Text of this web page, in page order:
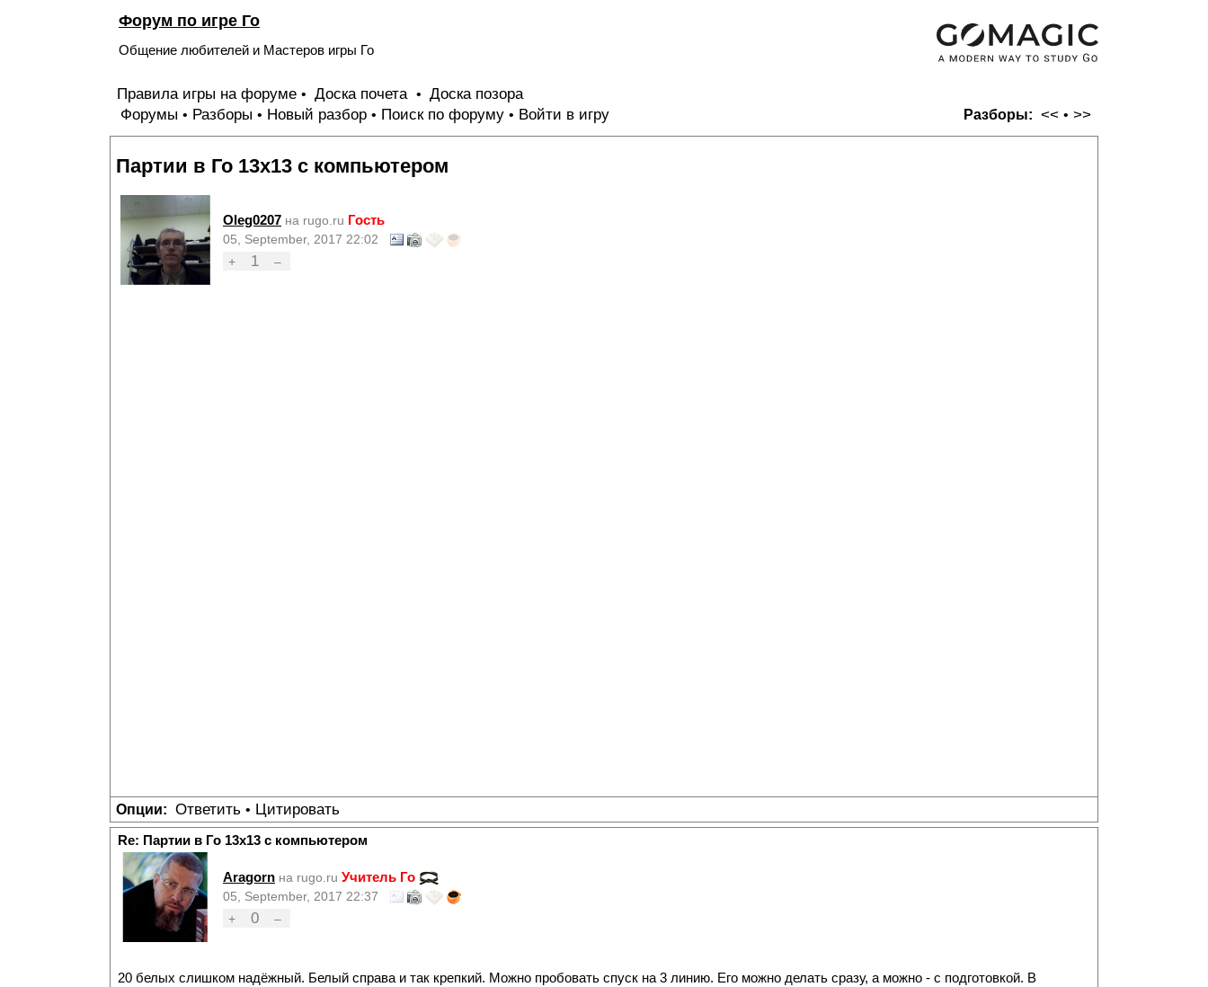
Форум по игре Го
Общение любителей и Мастеров игры Го
Правила игры на форуме • Доска почета • Доска позора
Разборы: << • >>
Форумы • Разборы • Новый разбор • Поиск по форуму • Войти в игру
Партии в Го 13х13 с компьютером
Oleg0207 на rugo.ru Гость
05, September, 2017 22:02
+
1 –
Опции: Ответить • Цитировать
Re: Партии в Го 13х13 с компьютером
Aragorn на rugo.ru Учитель Го
05, September, 2017 22:37
+
0 –
20 белых слишком надёжный. Белый справа и так крепкий. Можно пробовать спуск на 3 линию. Его можно делать сразу, а можно - с подготовкой. В